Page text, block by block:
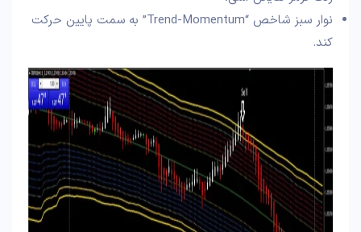
نوار سبز شاخص “Trend-Momentum” به سمت پایین حرکت
کند.